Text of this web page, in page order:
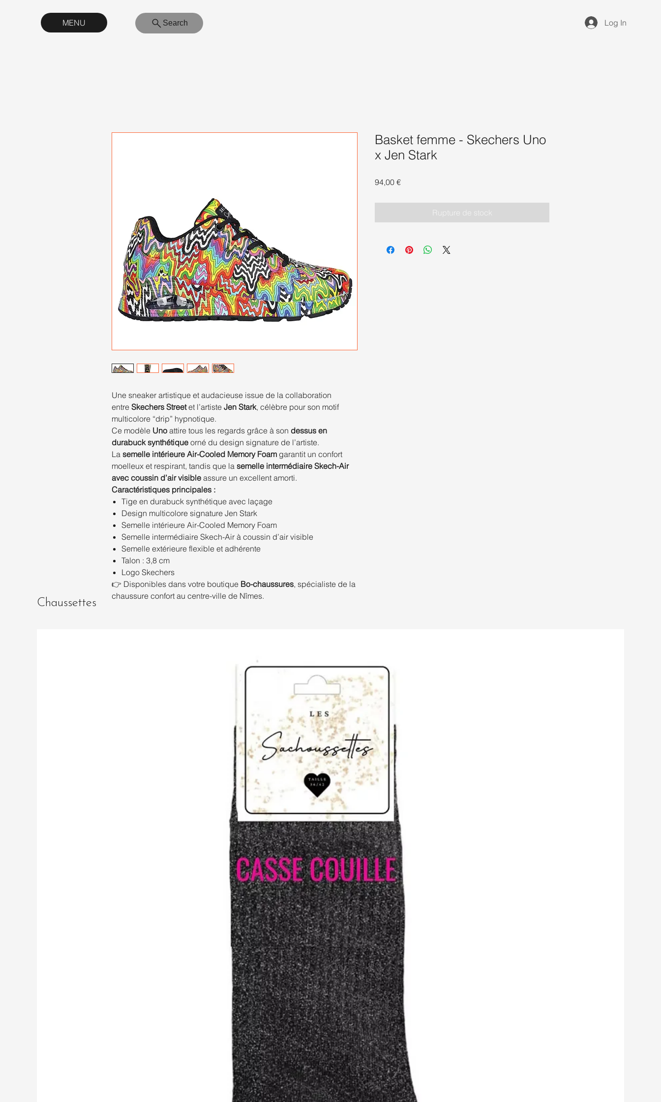
MENU Search Log In
Une sneaker artistique et audacieuse issue de la collaboration
entre Skechers Streetet l’artiste Jen Stark, célèbre pour son motif
multicolore “drip” hypnotique.
Ce modèle Uno attire tous les regards grâce à son dessus en
durabuck synthétique orné du design signature de l’artiste.
La semelle intérieure Air-Cooled Memory Foam garantit un confort
moelleux et respirant, tandis que la semelle intermédiaire Skech-Air
avec coussin d’air visible assure un excellent amorti.
Caractéristiques principales :
Tige en durabuck synthétique avec laçage
Design multicolore signature Jen Stark
Semelle intérieure Air-Cooled Memory Foam
Semelle intermédiaire Skech-Air à coussin d’air visible
Semelle extérieure flexible et adhérente
Talon : 3,8 cm
Logo Skechers
👉 Disponibles dans votre boutique Bo-chaussures, spécialiste de la
chaussure confort au centre-ville de Nîmes.
Basket femme - Skechers Uno
x Jen Stark
94,00 €Prix
Rupture de stock
Chaussettes